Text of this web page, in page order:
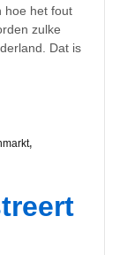
hoe het fout
zulke
Dat is
,